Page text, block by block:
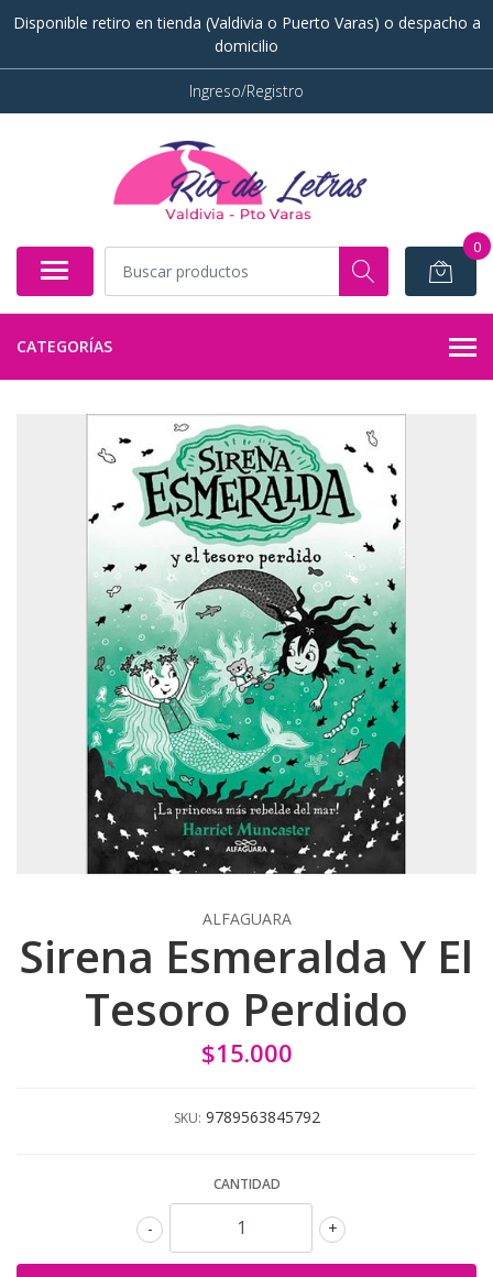
Disponible retiro en tienda (Valdivia o Puerto Varas) o despacho a
domicilio
Ingreso/Registro
0
CATEGORÍAS
ALFAGUARA
Sirena Esmeralda Y El
Tesoro Perdido
$15.000
SKU: 9789563845792
CANTIDAD
+
-